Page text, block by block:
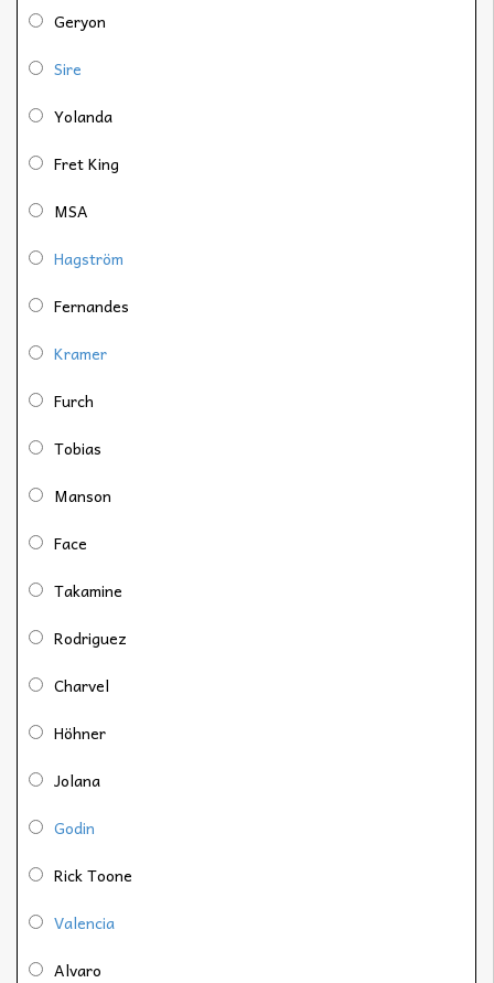
Geryon
Sire
Yolanda
Fret King
MSA
Hagström
Fernandes
Kramer
Furch
Tobias
Manson
Face
Takamine
Rodriguez
Charvel
Höhner
Jolana
Godin
Rick Toone
Valencia
Alvaro